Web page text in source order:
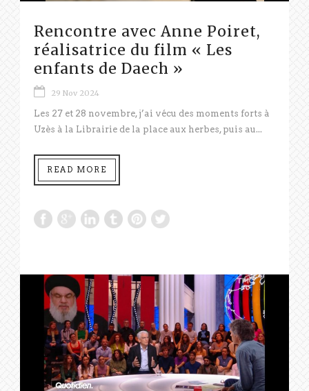
Rencontre avec Anne Poiret,
réalisatrice du film « Les
enfants de Daech »
29 Nov 2024
Les 27 et 28 novembre, j’ai vécu des moments forts à
Uzès à la Librairie de la place aux herbes, puis au...
READ MORE